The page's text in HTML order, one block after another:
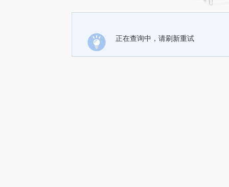
正在查询中，请刷新重试